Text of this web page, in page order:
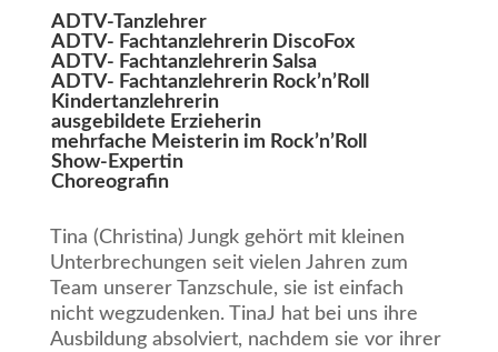
ADTV-Tanzlehrer
ADTV- Fachtanzlehrerin DiscoFox
ADTV- Fachtanzlehrerin Salsa
ADTV- Fachtanzlehrerin Rock’n’Roll
Kindertanzlehrerin
ausgebildete Erzieherin
mehrfache Meisterin im Rock’n’Roll
Show-Expertin
Choreografin
Tina (Christina) Jungk gehört mit kleinen
Unterbrechungen seit vielen Jahren zum
Team unserer Tanzschule, sie ist einfach
nicht wegzudenken. TinaJ hat bei uns ihre
Ausbildung absolviert, nachdem sie vor ihrer